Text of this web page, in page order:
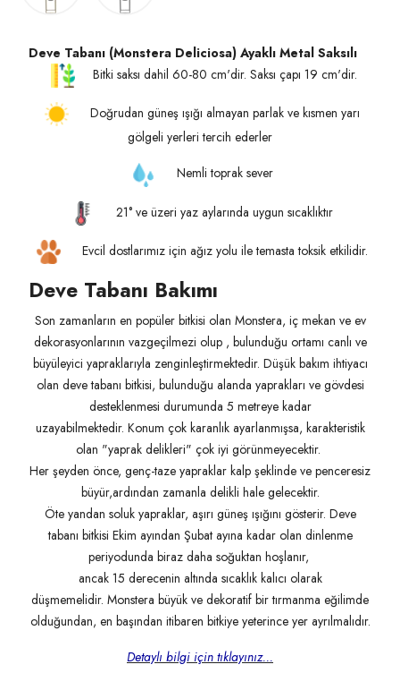
Deve Tabanı (Monstera Deliciosa) Ayaklı Metal Saksılı
Bitki saksı dahil 60-80 cm'dir. Saksı çapı 19 cm'dir.
Doğrudan güneş ışığı almayan parlak ve kısmen yarı
gölgeli yerleri tercih ederler
Nemli toprak sever
21° ve üzeri yaz aylarında uygun sıcaklıktır
Evcil dostlarımız için ağız yolu ile temasta toksik etkilidir.
Deve Tabanı Bakımı
Son zamanların en popüler bitkisi olan Monstera, iç mekan ve ev
dekorasyonlarının vazgeçilmezi olup , bulunduğu ortamı canlı ve
büyüleyici yapraklarıyla zenginleştirmektedir. Düşük bakım ihtiyacı
olan deve tabanı bitkisi, bulunduğu alanda yaprakları ve gövdesi
desteklenmesi durumunda 5 metreye kadar
uzayabilmektedir. Konum çok karanlık ayarlanmışsa, karakteristik
olan "yaprak delikleri" çok iyi görünmeyecektir.
Her şeyden önce, genç-taze yapraklar kalp şeklinde ve penceresiz
büyür,ardından zamanla delikli hale gelecektir.
Öte yandan soluk yapraklar, aşırı güneş ışığını gösterir. Deve
tabanı bitkisi Ekim ayından Şubat ayına kadar olan dinlenme
periyodunda biraz daha soğuktan hoşlanır,
ancak 15 derecenin altında sıcaklık kalıcı olarak
düşmemelidir. Monstera büyük ve dekoratif bir tırmanma eğilimde
olduğundan, en başından itibaren bitkiye yeterince yer ayrılmalıdır.
Detaylı bilgi için tıklayınız...